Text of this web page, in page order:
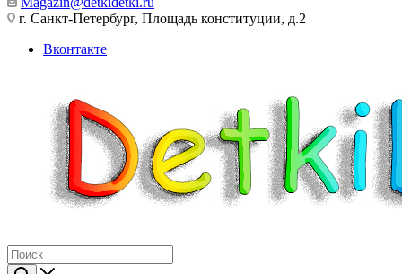
г. Санкт-Петербург, Площадь конституции, д.2
Вконтакте